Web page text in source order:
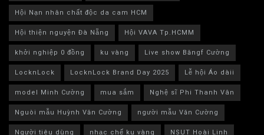
Hội Nạn nhân chất độc da cam HCM
Hội thiện nguyện Đà Nẵng
Hội VAVA Tp.HCMM
khởi nghiệp 0 đồng
ku vàng
Live show Băngf Cường
LocknLock
LocknLock Brand Day 2025
Lễ hội Áo dàii
model Minh Cường
mua sắm
Nghệ sĩ Phi Thanh Vân
Nguòi mẫu Huỳnh Văn Cường
người mẫu Văn Cường
Người tiêu dùng
nhạc chế ku vàng NSUT Hoài Linh